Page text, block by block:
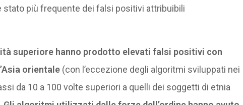
stato più frequente dei falsi positivi attribuibili
superiore hanno prodotto elevati falsi positivi con
orientale (con l’eccezione degli algoritmi sviluppati nei
da 10 a 100 volte superiori a quelli dei soggetti di etnia